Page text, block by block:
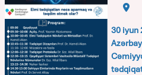
30 iyun